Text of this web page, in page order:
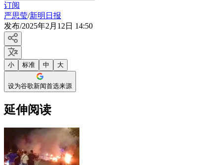
订阅
严思莹/新明日报
发布/2025年2月12日 14:50
小 标准 中 大
设为谷歌新闻首选来源
延伸阅读